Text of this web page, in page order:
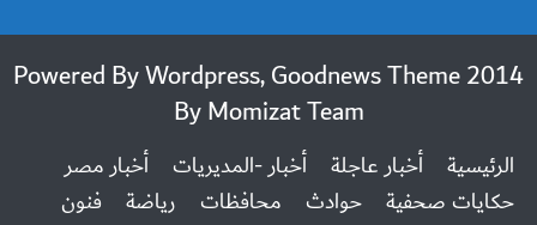
2014 Powered By Wordpress, Goodnews Theme
ByMomizat Team
الرئيسية أخبار عاجلة أخبار -المديريات
أخبار مصر
حكايات صحفية
حوادث محافظات رياضة
فنون